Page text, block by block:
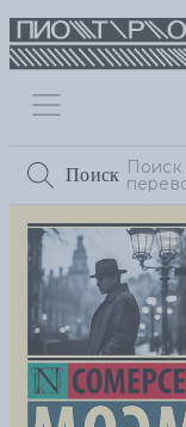
Поиск